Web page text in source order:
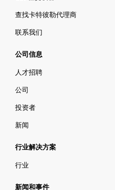
查找卡特彼勒代理商
联系我们
公司信息
人才招聘
公司
投资者
新闻
行业解决方案
行业
新闻和事件